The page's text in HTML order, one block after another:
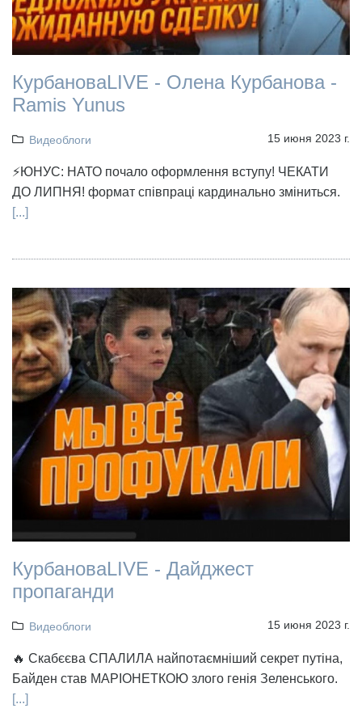
КурбановаLIVE - Олена Курбанова -
Ramis Yunus
Видеоблоги 15 июня 2023 г.
⚡️ЮНУС: НАТО почало оформлення вступу! ЧЕКАТИ
ДО ЛИПНЯ! формат співпраці кардинально зміниться.
[...]
КурбановаLIVE - Дайджест
пропаганди
Видеоблоги 15 июня 2023 г.
🔥 Скабєєва СПАЛИЛА найпотаємніший секрет путіна,
Байден став МАРІОНЕТКОЮ злого генія Зеленського.
[...]